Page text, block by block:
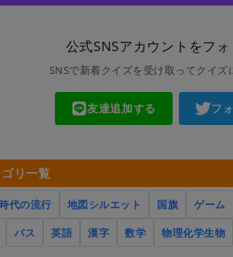
公式SNSアカウントをフ
SNSで新着クイズを受け取ってクイズ
友達追加する フ
リ一覧
代の流行 地図シルエット 国旗 ゲーム
バス
英語 漢字 数学 物理化学生物